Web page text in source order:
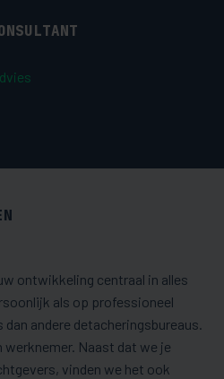
ontwikkeling centraal in alles
als op professioneel
andere detacheringsbureaus.
werknemer. Naast dat we je
vinden we het ook